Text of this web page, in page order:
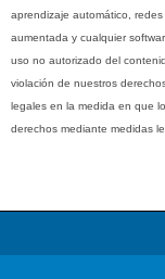
aprendizaje automático,
aumentada y cualquier
uso no autorizado del
violación de nuestros
legales en la medida en que
derechos mediante medidas